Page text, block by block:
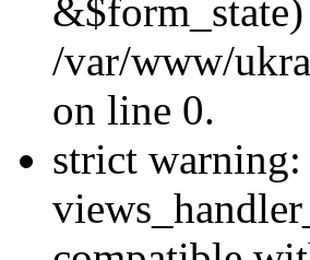
/var/www/
on line 0.
strict